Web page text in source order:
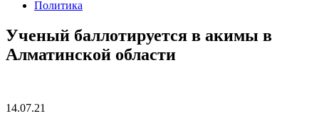
Политика
Ученый баллотируется в акимы в
Алматинской области
14.07.21